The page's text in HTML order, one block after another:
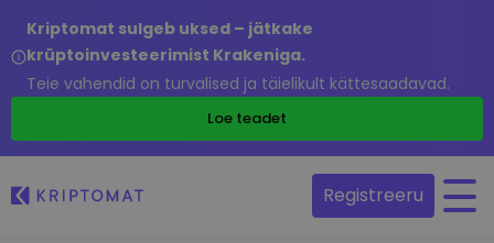
Kriptomat sulgeb uksed – jätkake
krüptoinvesteerimist Krakeniga.
Teie vahendid on turvalised ja täielikult kättesaadavad.
Loe teadet
Registreeru